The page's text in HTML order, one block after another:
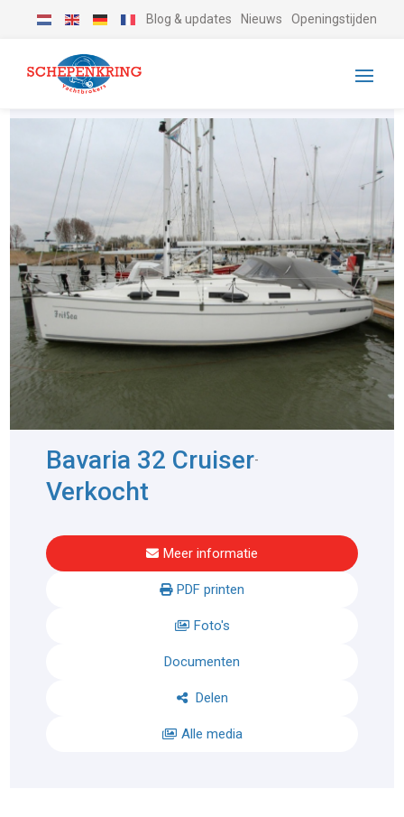
Blog & updates Nieuws Openingstijden
Bavaria 32 Cruiser-
Verkocht
Meer informatie
PDF printen
Foto's
Documenten
Delen
Alle media